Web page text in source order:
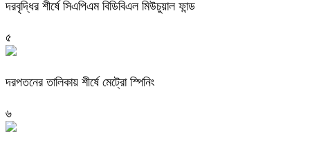
দরবৃদ্ধির শীর্ষে সিএপিএম বিডিবিএল মিউচুয়াল ফান্ড
৫
দরপতনের তালিকায় শীর্ষে মেট্রো স্পিনিং
৬